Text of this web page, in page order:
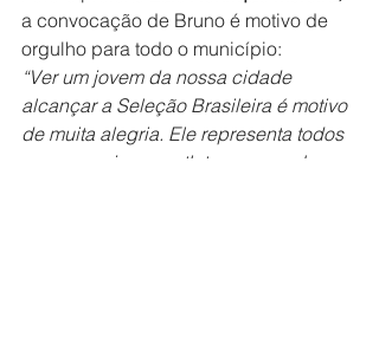
a convocação de Bruno é motivo de
orgulho para todo o município:
“Ver um jovem da nossa cidade
alcançar a Seleção Brasileira é motivo
de muita alegria. Ele representa todos
os nossos jovens atletas que sonham